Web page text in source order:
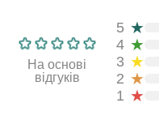
На основі
відгуків
5 ★
4 ★
3 ★
2 ★
1 ★